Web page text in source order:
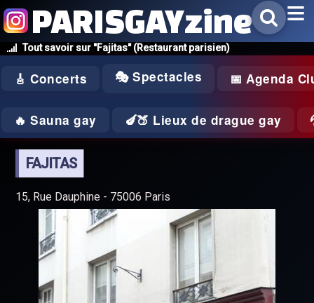
Tout savoir sur "Fajitas" (Restaurant parisien)
PARISGAYzine
🎸 Concerts 🎭 Spectacles 📅 Agenda
🔥 Sauna gay 🍆🍑 Lieux de drague gay
FAJITAS
15, Rue Dauphine - 75006 Paris